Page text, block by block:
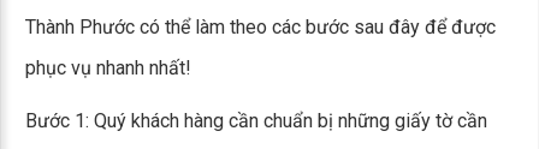
Thành Phước có thể làm theo các bước sau đây để được
phục vụ nhanh nhất!
Bước 1: Quý khách hàng cần chuẩn bị những giấy tờ cần